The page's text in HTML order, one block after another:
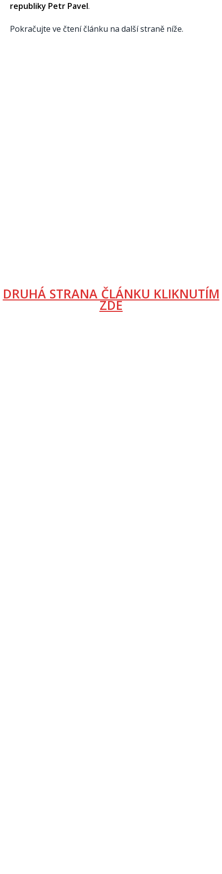
republiky Petr Pavel.
Pokračujte ve čtení článku na další straně níže.
DRUHÁ STRANA ČLÁNKU KLIKNUTÍM
ZDE